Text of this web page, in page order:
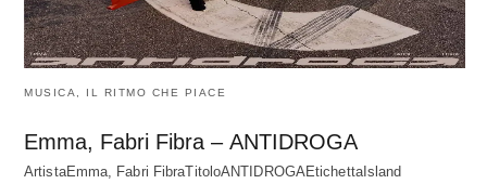
MUSICA, IL RITMO CHE PIACE
Emma, Fabri Fibra – ANTIDROGA
ArtistaEmma, Fabri FibraTitoloANTIDROGAEtichettaIsland